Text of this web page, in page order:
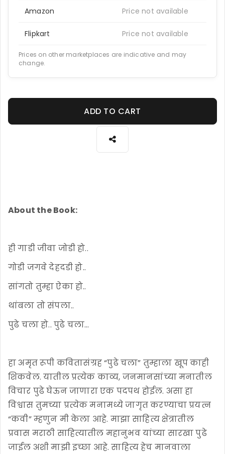
Amazon Price not available
Flipkart Price not available
Prices on other marketplaces are indicative and may
change.
ADD TO CART
About the Book:
ही गाडी जीवा जोडी हो..
गोडी जगवे देहदडी हो..
सांगतो तुम्हा ऐका हो..
थांबला तो संपला..
पुढे चला हो.. पुढे चला...
हा अमृत रूपी कवितासंग्रह “पुढे चला” तुम्हाला खूप काही
शिकवेल. यातील प्रत्येक काव्य, जनमानसांच्या मनातील
विचार पुढे घेऊन जाणारा एक पदपथ होईल. असा हा
विश्वास तुमच्या प्रत्येक मनामध्ये जागृत करण्याचा प्रयत्न
“कवी” म्हणुन मी केला आहे. माझा साहित्य क्षेत्रातील
प्रवास मराठी साहित्यातील महानुभव यांच्या सारखा पुढे
जाईल अशी माझी इच्छा आहे. साहित्य हेच मानवाला